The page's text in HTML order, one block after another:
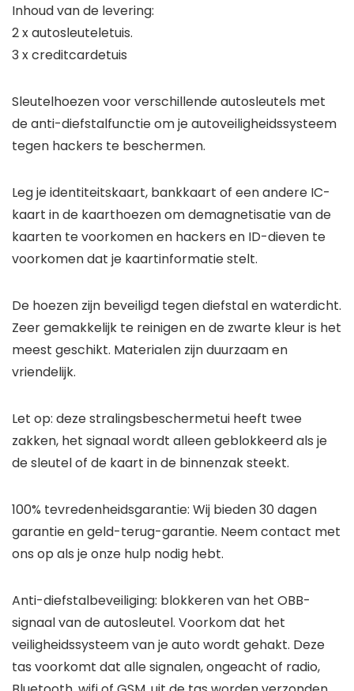
Inhoud van de levering:
2 x autosleuteletuis.
3 x creditcardetuis
Sleutelhoezen voor verschillende autosleutels met
de anti-diefstalfunctie om je autoveiligheidssysteem
tegen hackers te beschermen.
Leg je identiteitskaart, bankkaart of een andere IC-
kaart in de kaarthoezen om demagnetisatie van de
kaarten te voorkomen en hackers en ID-dieven te
voorkomen dat je kaartinformatie stelt.
De hoezen zijn beveiligd tegen diefstal en waterdicht.
Zeer gemakkelijk te reinigen en de zwarte kleur is het
meest geschikt. Materialen zijn duurzaam en
vriendelijk.
Let op: deze stralingsbeschermetui heeft twee
zakken, het signaal wordt alleen geblokkeerd als je
de sleutel of de kaart in de binnenzak steekt.
100% tevredenheidsgarantie: Wij bieden 30 dagen
garantie en geld-terug-garantie. Neem contact met
ons op als je onze hulp nodig hebt.
Anti-diefstalbeveiliging: blokkeren van het OBB-
signaal van de autosleutel. Voorkom dat het
veiligheidssysteem van je auto wordt gehakt. Deze
tas voorkomt dat alle signalen, ongeacht of radio,